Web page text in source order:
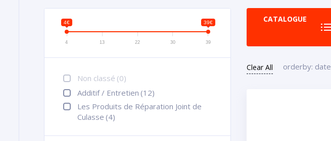
4€ 39€
4 13 22 30 39
Non classé (0)
Additif / Entretien (12)
Les Produits de Réparation Joint de
Culasse (4)
CATALOGUE
Clear All orderby: date